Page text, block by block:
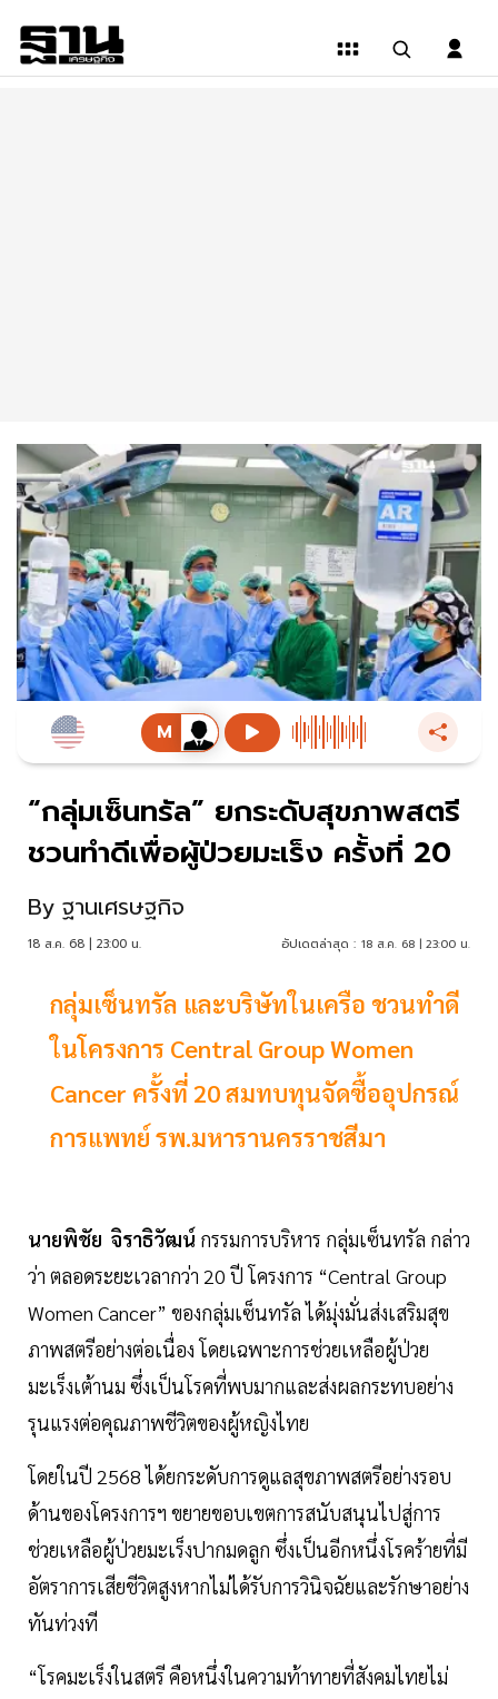
“กลุ่มเซ็นทรัล” ยกระดับสุขภาพสตรี
ชวนทำดีเพื่อผู้ป่วยมะเร็ง ครั้งที่ 20
By ฐานเศรษฐกิจ
18 ส.ค. 68 | 23:00 น. อัปเดตล่าสุด : 18 ส.ค. 68 | 23:00 น.
กลุ่มเซ็นทรัล และบริษัทในเครือ ชวนทำดี
ในโครงการ Central Group Women
Cancer ครั้งที่ 20 สมทบทุนจัดซื้ออุปกรณ์
การแพทย์ รพ.มหารานครราชสีมา
นายพิชัย จิราธิวัฒน์ กรรมการบริหาร กลุ่มเซ็นทรัล กล่าว
ว่า ตลอดระยะเวลากว่า 20 ปี โครงการ “Central Group
Women Cancer” ของกลุ่มเซ็นทรัล ได้มุ่งมั่นส่งเสริมสุข
ภาพสตรีอย่างต่อเนื่อง โดยเฉพาะการช่วยเหลือผู้ป่วย
มะเร็งเต้านม ซึ่งเป็นโรคที่พบมากและส่งผลกระทบอย่าง
รุนแรงต่อคุณภาพชีวิตของผู้หญิงไทย
โดยในปี 2568 ได้ยกระดับการดูแลสุขภาพสตรีอย่างรอบ
ด้านของโครงการฯ ขยายขอบเขตการสนับสนุนไปสู่การ
ช่วยเหลือผู้ป่วยมะเร็งปากมดลูก ซึ่งเป็นอีกหนึ่งโรคร้ายที่มี
อัตราการเสียชีวิตสูงหากไม่ได้รับการวินิจฉัยและรักษาอย่าง
ทันท่วงที
“โรคมะเร็งในสตรี คือหนึ่งในความท้าทายที่สังคมไทยไม่